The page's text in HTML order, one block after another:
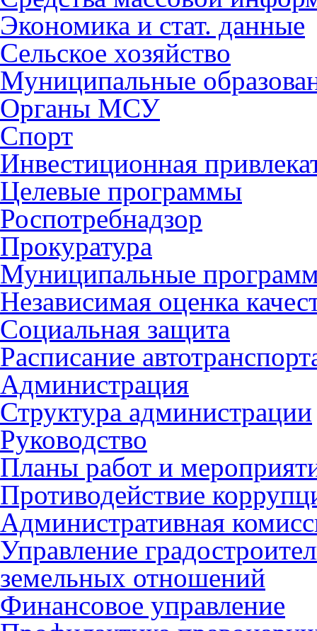
Экономика и стат. данные
Сельское хозяйство
Муниципальные
Органы МСУ
Спорт
Инвестиционная
Целевые программы
Роспотребнадзор
Прокуратура
Муниципальные
Независимая оценка
Социальная защита
Расписание
Администрация
Структура администрации
Руководство
Планы работ и
Противодействие
Административная
Управление
земельных отношений
Финансовое управление